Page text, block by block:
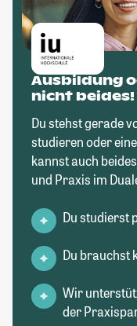
Ausbildung
nicht beides!
Du stehst gerade
studieren oder
kannst auch
und Praxis im
Du studierst
Du brauchst
Wir
der